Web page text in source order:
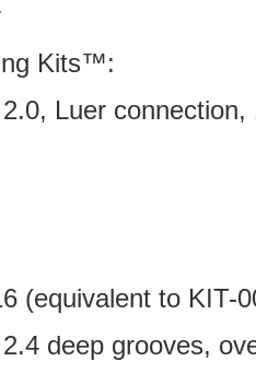
Kits™:
Luer
(equivalent to KIT-
deep grooves,